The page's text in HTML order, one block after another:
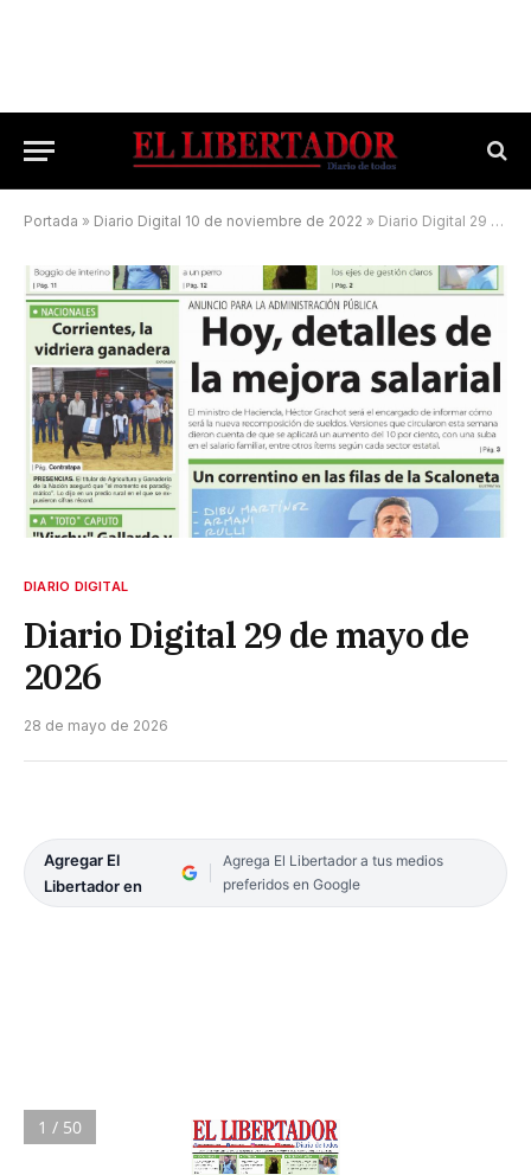
Portada » Diario Digital 10 de noviembre de 2022 » Diario Digital 29 de mayo de 2026
DIARIO DIGITAL
Diario Digital 29 de mayo de
2026
28 de mayo de 2026
Agregar El
Libertador en
Agrega El Libertador a tus medios
preferidos en Google
1 / 50